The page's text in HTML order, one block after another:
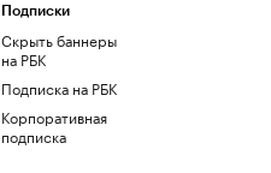
Подписки
Скрыть баннеры
на РБК
Подписка на РБК
Корпоративная
подписка